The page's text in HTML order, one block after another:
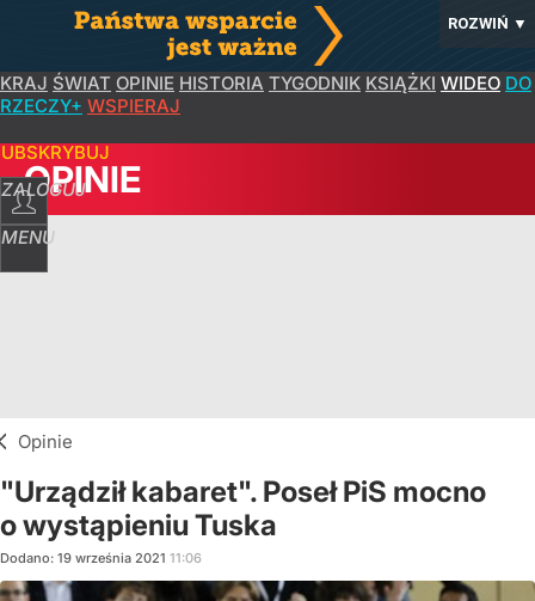
ROZWIŃ ▼
KRAJ ŚWIAT OPINIE HISTORIA TYGODNIK KSIĄŻKI WIDEO DO
RZECZY+ WSPIERAJ
ZALOGUJ
MENU
OPINIE
Opinie
"Urządził kabaret". Poseł PiS mocno
o wystąpieniu Tuska
Dodano: 19 września 2021 11:06